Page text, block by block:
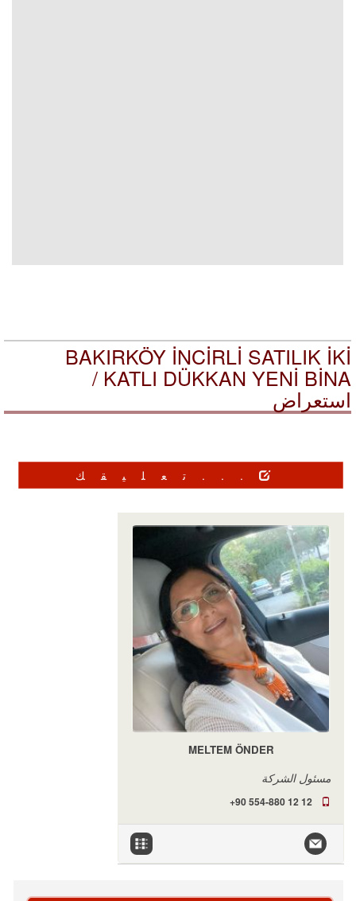
BAKIRKÖY İNCİRLİ SATILIK İKİ
KATLI DÜKKAN YENİ BİNA /
استعراض
...تعليقك
MELTEM ÖNDER
مسئول الشركة
+90 554-880 12 12